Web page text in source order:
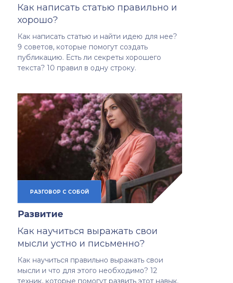
Как написать статью правильно и
хорошо?
Как написать статью и найти идею для нее?
9 советов, которые помогут создать
публикацию. Есть ли секреты хорошего
текста? 10 правил в одну строку.
РАЗГОВОР С СОБОЙ
Развитие
Как научиться выражать свои
мысли устно и письменно?
Как научиться правильно выражать свои
мысли и что для этого необходимо? 12
техник, которые помогут развить этот навык.